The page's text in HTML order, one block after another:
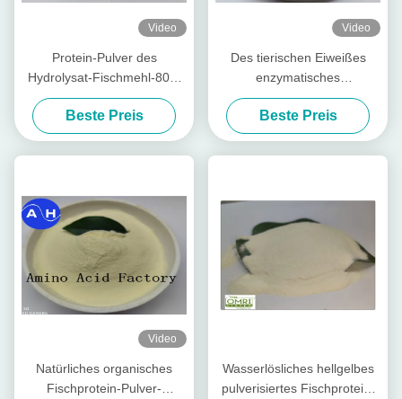
Video
Protein-Pulver des
Hydrolysat-Fischmehl-80%
extrahiert der Tasche 50lb
von der Kabeljau-(15-1-1)
Beste Preis
Video
Des tierischen Eiweißes
enzymatisches
wasserlösliches Düngemittel
des Aminosäure-Pulver-
Stickstoff-14-0-0
Beste Preis
Video
Natürliches organisches
Fischprotein-Pulver-
Wasserlösliches hellgelbes
pulverisiertes Fischprotein-